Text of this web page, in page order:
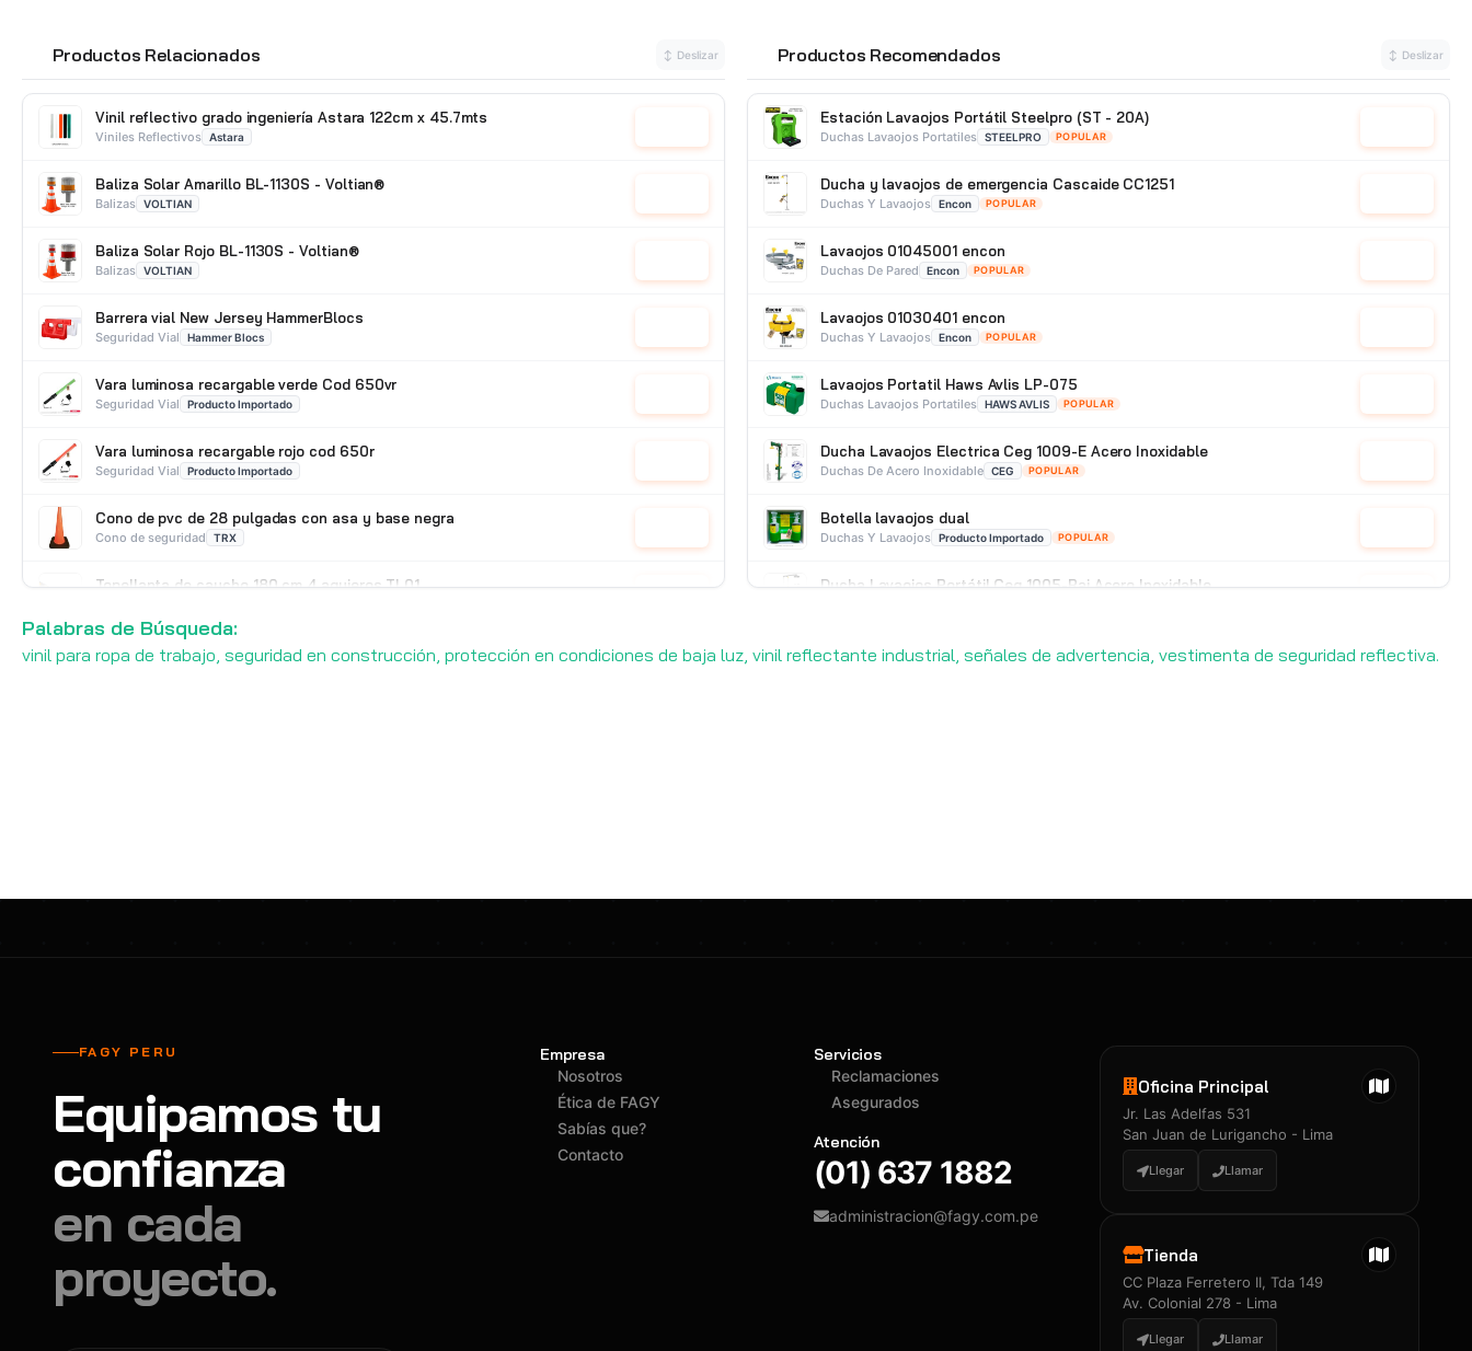
Certificados 3M
Productos Relacionados ↕ Deslizar
Vinil reflectivo grado ingeniería Astara 122cm x 45.7mts
Viniles Reflectivos Astara
Baliza Solar Amarillo BL-1130S - Voltian®
Balizas VOLTIAN
Baliza Solar Rojo BL-1130S - Voltian®
Balizas VOLTIAN
Barrera vial New Jersey HammerBlocs
Seguridad Vial Hammer Blocs
Vara luminosa recargable verde Cod 650vr
Seguridad Vial Producto Importado
Vara luminosa recargable rojo cod 650r
Seguridad Vial Producto Importado
Cono de pvc de 28 pulgadas con asa y base negra
Cono de seguridad TRX
Topellanta de caucho 180 cm 4 agujeros TL01
Productos Recomendados ↕ Deslizar
Estación Lavaojos Portátil Steelpro (ST - 20A)
Duchas Lavaojos Portatiles STEELPRO POPULAR
Ducha y lavaojos de emergencia Cascaide CC1251
Duchas Y Lavaojos Encon POPULAR
Lavaojos 01045001 encon
Duchas De Pared Encon POPULAR
Lavaojos 01030401 encon
Duchas Y Lavaojos Encon POPULAR
Lavaojos Portatil Haws Avlis LP-075
Duchas Lavaojos Portatiles HAWS AVLIS POPULAR
Ducha Lavaojos Electrica Ceg 1009-E Acero Inoxidable
Duchas De Acero Inoxidable CEG POPULAR
Botella lavaojos dual
Duchas Y Lavaojos Producto Importado POPULAR
Ducha Lavaojos Portátil Ceg 1005-Rai Acero Inoxidable
Palabras de Búsqueda:
vinil para ropa de trabajo, seguridad en construcción, protección en condiciones de baja luz, vinil reflectante industrial, señales de advertencia, vestimenta de seguridad reflectiva.
FAGY PERU
Equipamos tu
confianza
en cada
proyecto.
Empresa
Nosotros
Ética de FAGY
Sabías que?
Contacto
Servicios
Reclamaciones
Asegurados
Atención
(01) 637 1882
administracion@fagy.com.pe
Oficina Principal
Jr. Las Adelfas 531
San Juan de Lurigancho - Lima
Llegar Llamar
Tienda
CC Plaza Ferretero II, Tda 149
Av. Colonial 278 - Lima
Llegar Llamar